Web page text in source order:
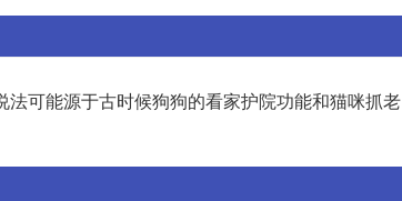
可能源于古时候狗狗的看家护院功能和猫咪抓老